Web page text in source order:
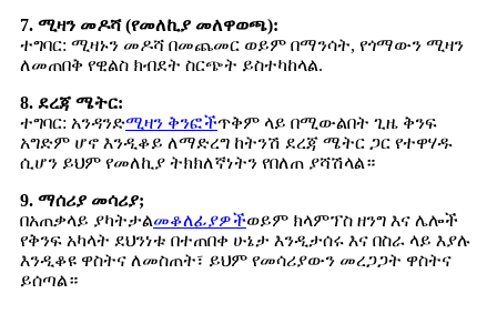
7. ሚዛን መዶሻ (የመለኪያ መለዋወጫ):
ተግባር: ሚዛኑን መዶሻ በመጨመር ወይም በማንሳት, የጎማውን ሚዛን
ለመጠበቅ የዊልስ ክብደት ስርጭት ይስተካከላል.
8. ደረጃ ሜትር:
ተግባር: አንዳንድሚዛን ቅንፎችጥቅም ላይ በሚውልበት ጊዜ ቅንፍ
አግድም ሆኖ እንዲቆይ ለማድረግ ከትንሽ ደረጃ ሜትር ጋር የተዋሃዱ
ሲሆን ይህም የመለኪያ ትክክለኛነትን የበለጠ ያሻሽላል።
9. ማሰሪያ መሳሪያ;
በአጠቃላይ ያካትታልመቆለፊያዎችወይም ክላምፕስ ዘንግ እና ሌሎች
የቅንፍ አካላት ደህንነቱ በተጠበቀ ሁኔታ እንዲታሰሩ እና በስራ ላይ እያሉ
እንዲቆዩ ዋስትና ለመስጠት፣ ይህም የመሳሪያውን መረጋጋት ዋስትና
ይሰጣል።